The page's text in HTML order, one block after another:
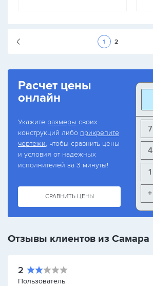
1 2
Расчет цены
онлайн
Укажите размеры своих
конструкций либо прикрепите
чертежи, чтобы сравнить цены
и условия от надежных
исполнителей за 3 минуты!
СРАВНИТЬ ЦЕНЫ
7
4
1
+
Отзывы клиентов из Самара
2
Пользователь